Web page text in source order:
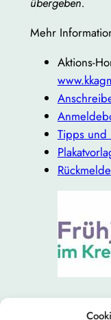
Mehr
Aktions-
Tipps und